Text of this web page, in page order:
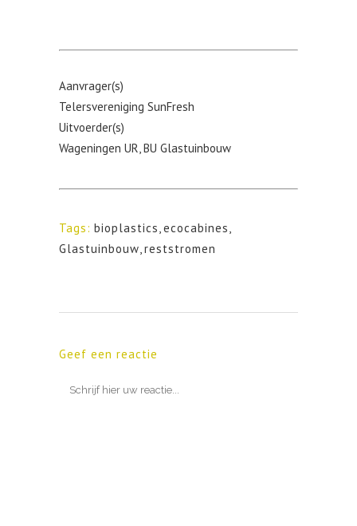
Aanvrager(s)
Telersvereniging SunFresh
Uitvoerder(s)
Wageningen UR, BU Glastuinbouw
Tags: bioplastics,ecocabines,
Glastuinbouw,reststromen
Geef een reactie